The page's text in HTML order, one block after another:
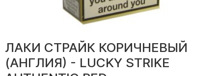
ЛАКИ СТРАЙК КОРИЧНЕВЫЙ
(АНГЛИЯ) - LUCKY STRIKE